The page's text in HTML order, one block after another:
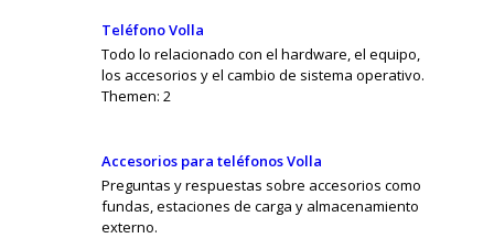
Teléfono Volla
Todo lo relacionado con el hardware, el equipo,
los accesorios y el cambio de sistema operativo.
Themen: 2
Accesorios para teléfonos Volla
Preguntas y respuestas sobre accesorios como
fundas, estaciones de carga y almacenamiento
externo.